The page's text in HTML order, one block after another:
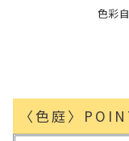
色彩
〈色庭〉